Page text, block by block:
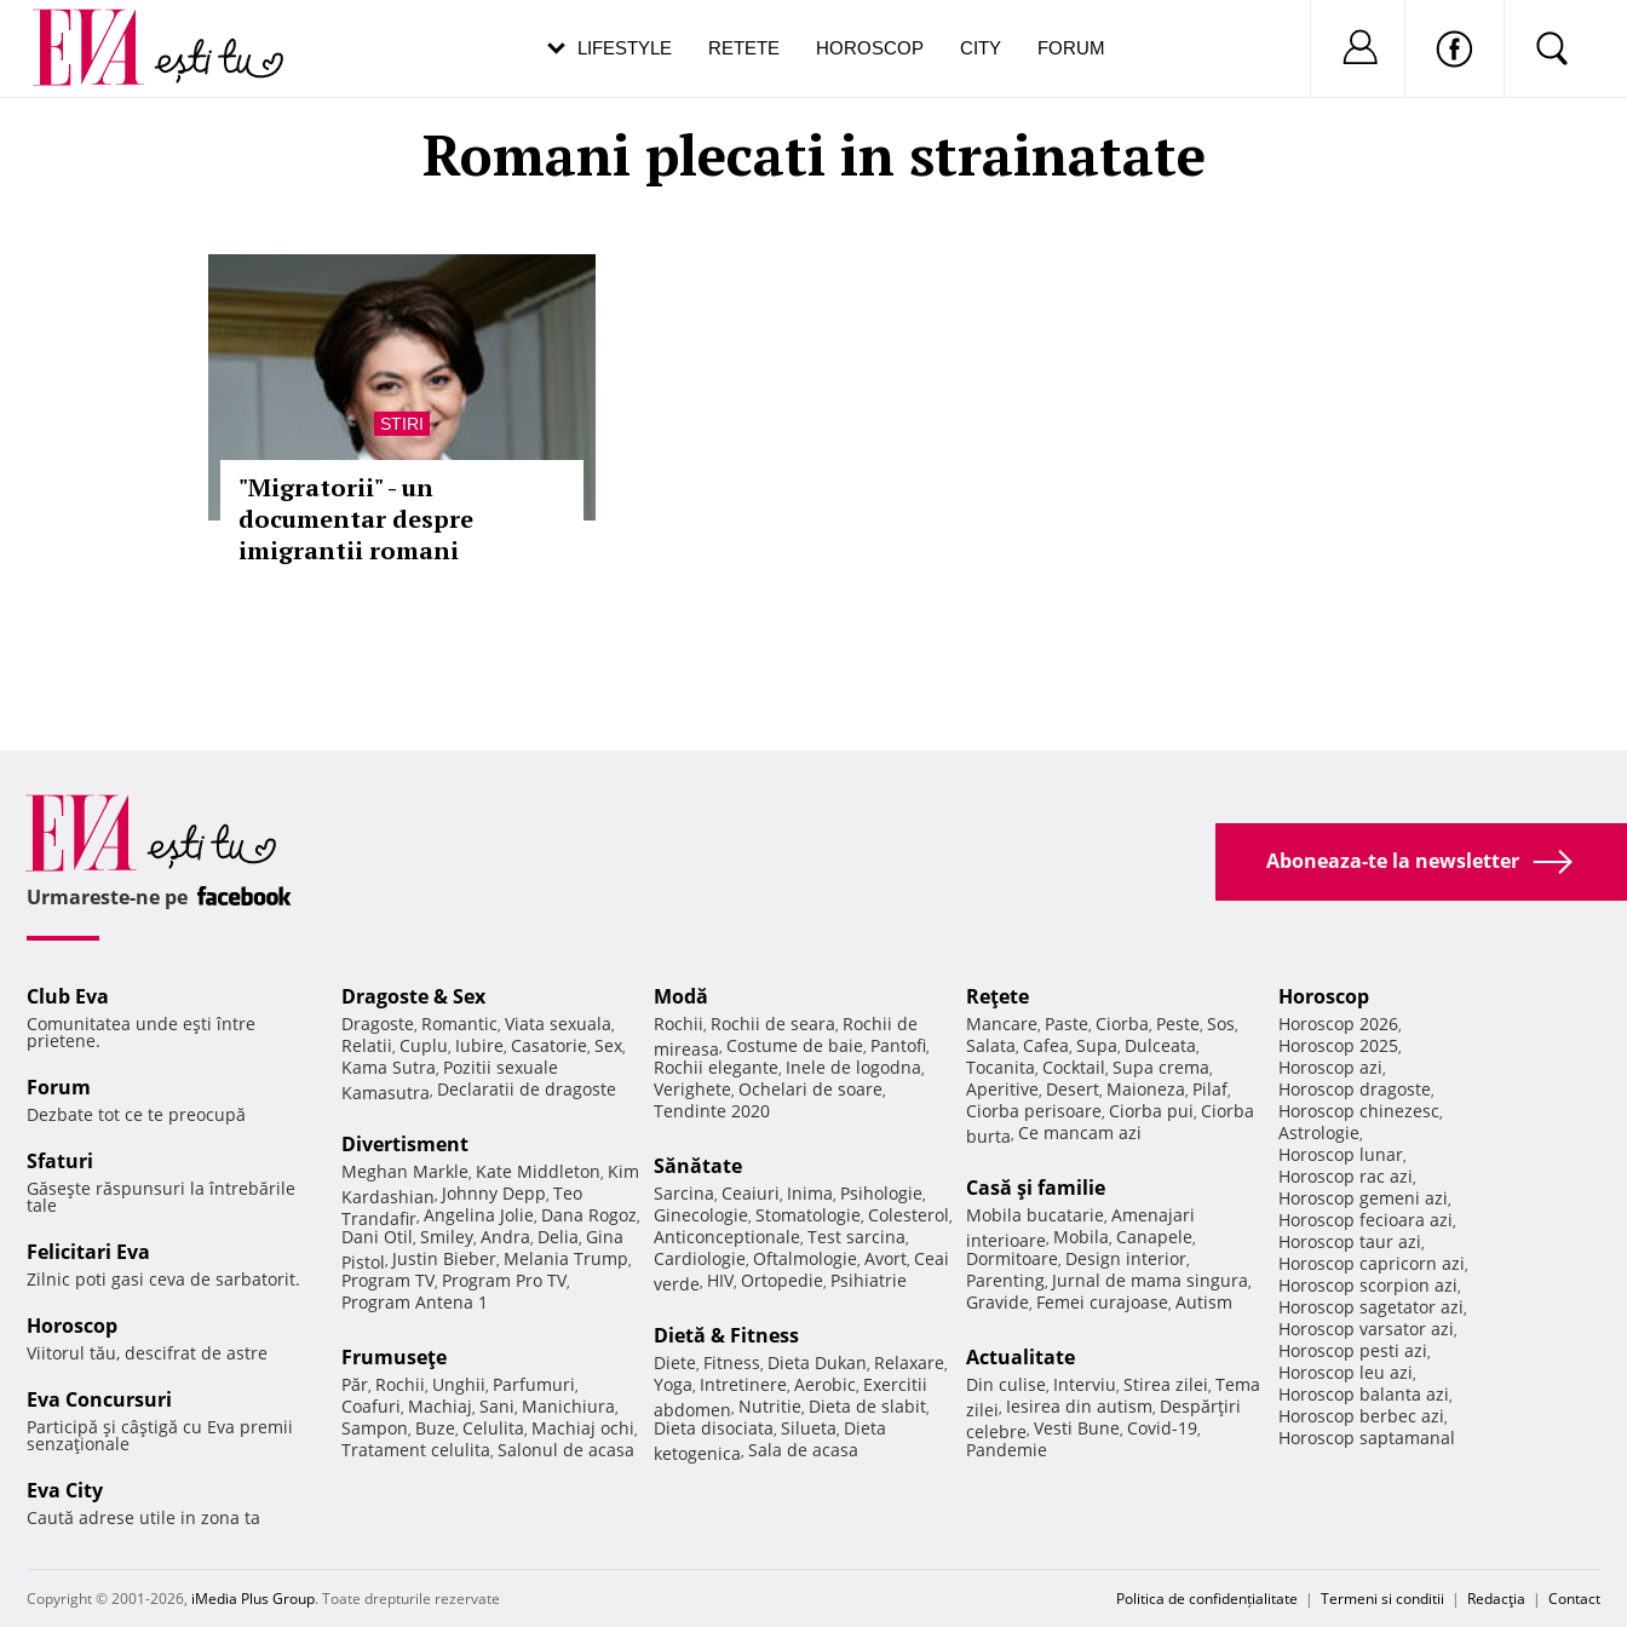
Romani plecati in strainatate
STIRI
"Migratorii" - un
documentar despre
imigrantii romani
LIFESTYLE RETETE HOROSCOP CITY FORUM Nu ai cont?
Carieră
Actualitate
pe măsură ce înaintezi în vârstă
Aboneaza-te la newsletter
Urmareste-ne pe
Club Eva
Comunitatea unde eşti între
prietene.
Forum
Dezbate tot ce te preocupă
Sfaturi
Găseşte răspunsuri la întrebările
tale
Felicitari Eva
Zilnic poti gasi ceva de sarbatorit.
Horoscop
Viitorul tău, descifrat de astre
Eva Concursuri
Participă şi câştigă cu Eva premii
senzaţionale
Eva City
Caută adrese utile in zona ta
Dragoste & Sex
Dragoste, Romantic, Viata sexuala,
Relatii, Cuplu, Iubire, Casatorie, Sex,
Kama Sutra, Pozitii sexuale
Kamasutra, Declaratii de dragoste
Divertisment
Meghan Markle, Kate Middleton, Kim
Kardashian, Johnny Depp, Teo
Trandafir, Angelina Jolie, Dana Rogoz,
Dani Otil, Smiley, Andra, Delia, Gina
Pistol, Justin Bieber, Melania Trump,
Program TV, Program Pro TV,
Program Antena 1
Frumuseţe
Păr, Rochii, Unghii, Parfumuri,
Coafuri, Machiaj, Sani, Manichiura,
Sampon, Buze, Celulita, Machiaj ochi,
Tratament celulita, Salonul de acasa
Modă
Rochii, Rochii de seara, Rochii de
mireasa, Costume de baie, Pantofi,
Rochii elegante, Inele de logodna,
Verighete, Ochelari de soare,
Tendinte 2020
Sănătate
Sarcina, Ceaiuri, Inima, Psihologie,
Ginecologie, Stomatologie, Colesterol,
Anticonceptionale, Test sarcina,
Cardiologie, Oftalmologie, Avort, Ceai
verde, HIV, Ortopedie, Psihiatrie
Dietă & Fitness
Diete, Fitness, Dieta Dukan, Relaxare,
Yoga, Intretinere, Aerobic, Exercitii
abdomen, Nutritie, Dieta de slabit,
Dieta disociata, Silueta, Dieta
ketogenica, Sala de acasa
Reţete
Mancare, Paste, Ciorba, Peste, Sos,
Salata, Cafea, Supa, Dulceata,
Tocanita, Cocktail, Supa crema,
Aperitive, Desert, Maioneza, Pilaf,
Ciorba perisoare, Ciorba pui, Ciorba
burta, Ce mancam azi
Casă şi familie
Mobila bucatarie, Amenajari
interioare, Mobila, Canapele,
Dormitoare, Design interior,
Parenting, Jurnal de mama singura,
Gravide, Femei curajoase, Autism
Actualitate
Din culise, Interviu, Stirea zilei, Tema
zilei, Iesirea din autism, Despărţiri
celebre, Vesti Bune, Covid-19,
Pandemie
Horoscop
Horoscop 2026,
Horoscop 2025,
Horoscop azi,
Horoscop dragoste,
Horoscop chinezesc,
Astrologie,
Horoscop lunar,
Horoscop rac azi,
Horoscop gemeni azi,
Horoscop fecioara azi,
Horoscop taur azi,
Horoscop capricorn azi,
Horoscop scorpion azi,
Horoscop sagetator azi,
Horoscop varsator azi,
Horoscop pesti azi,
Horoscop leu azi,
Horoscop balanta azi,
Horoscop berbec azi,
Horoscop saptamanal
Copyright © 2001-2026, iMedia Plus Group. Toate drepturile rezervate Politica de confidențialitate | Termeni si conditii | Redacţia | Contact